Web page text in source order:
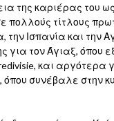
της καριέρας του
πολλούς τίτλους
την Ισπανία και την
για τον Άγιαξ, όπου
και αργότερα
συνέβαλε στην